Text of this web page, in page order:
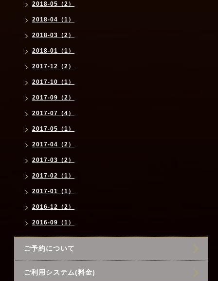
2018-05（2）
2018-04（1）
2018-03（2）
2018-01（1）
2017-12（2）
2017-10（1）
2017-09（2）
2017-07（4）
2017-05（1）
2017-04（2）
2017-03（2）
2017-02（1）
2017-01（1）
2016-12（2）
2016-09（1）
ご予約について
ご利用システム(料金)